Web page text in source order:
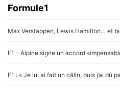
Formule1